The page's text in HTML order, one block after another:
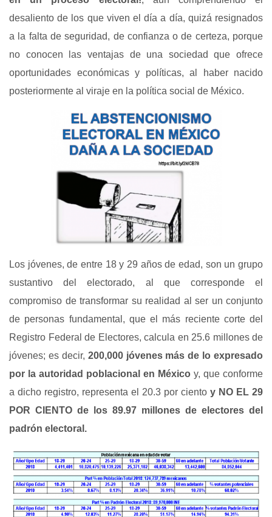
desaliento de los que viven el día a día, quizá resignados
a la falta de seguridad, de confianza o de certeza, porque
no conocen las ventajas de una sociedad que ofrece
oportunidades económicas y políticas, al haber nacido
posteriormente al viraje en la política social de México.
Los jóvenes, de entre 18 y 29 años de edad, son un grupo
sustantivo del electorado, al que corresponde el
compromiso de transformar su realidad al ser un conjunto
de personas fundamental, que el más reciente corte del
Registro Federal de Electores, calcula en 25.6 millones de
jóvenes; es decir, 200,000 jóvenes más de lo expresado
por la autoridad poblacional en México y, que conforme
a dicho registro, representa el 20.3 por ciento y NO EL 29
POR CIENTO de los 89.97 millones de electores del
padrón electoral.